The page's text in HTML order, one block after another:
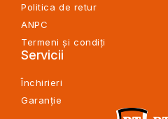
Politica de retur
ANPC
Termeni și condiți
Servicii
Închirieri
Garanție